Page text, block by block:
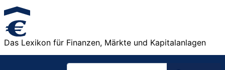
Das Lexikon für Finanzen, Märkte und Kapitalanlagen